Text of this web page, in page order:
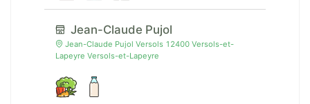
Jean-Claude Pujol
Jean-Claude Pujol Versols 12400 Versols-et-
Lapeyre Versols-et-Lapeyre